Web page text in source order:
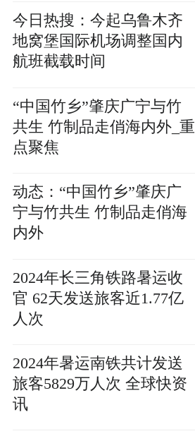
今日热搜：今起乌鲁木齐
地窝堡国际机场调整国内
航班截载时间
“中国竹乡”肇庆广宁与竹
共生 竹制品走俏海内外_重
点聚焦
动态：“中国竹乡”肇庆广
宁与竹共生 竹制品走俏海
内外
2024年长三角铁路暑运收
官 62天发送旅客近1.77亿
人次
2024年暑运南铁共计发送
旅客5829万人次 全球快资
讯